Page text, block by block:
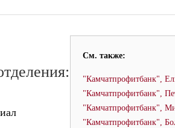
См. также:
"Камчатпрофитбанк",
"Камчатпрофитбанк",
"Камчатпрофитбанк",
"Камчатпрофитбанк",